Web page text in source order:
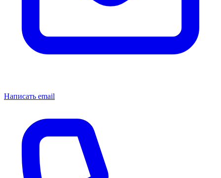
Написать email